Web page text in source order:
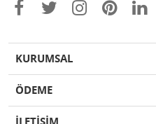
KURUMSAL
ÖDEME